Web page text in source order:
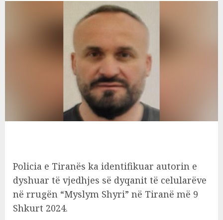
Policia e Tiranës ka identifikuar autorin e
dyshuar të vjedhjes së dyqanit të celularëve
në rrugën “Myslym Shyri” në Tiranë më 9
Shkurt 2024.